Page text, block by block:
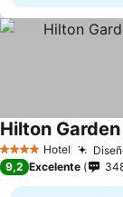
4 EstrellasHotel
9,2 Excelente